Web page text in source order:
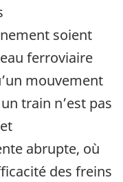
soient
ferroviaire
mouvement
train n’est pas
abrupte, où
des freins